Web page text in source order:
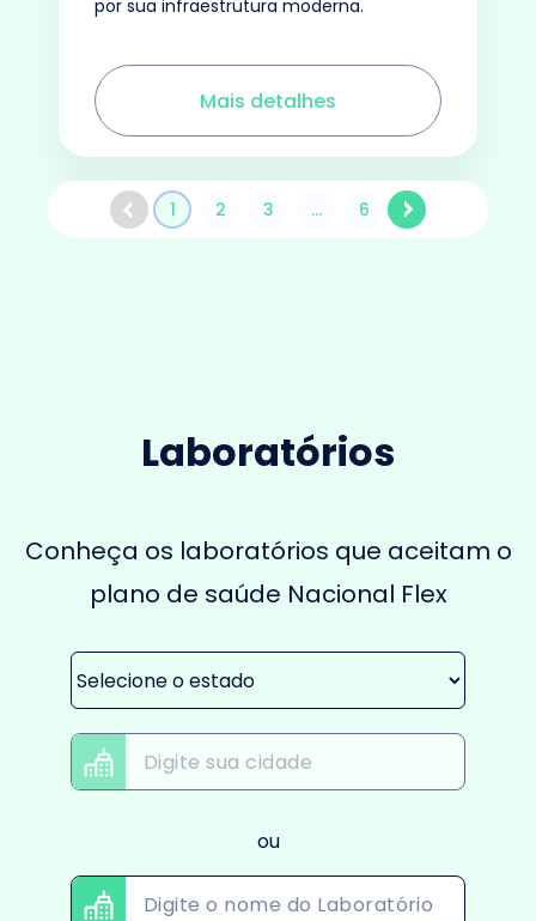
por sua infraestrutura moderna.
Mais detalhes
1 2 3 ... 6
Laboratórios
Conheça os laboratórios que aceitam o
plano de saúde Nacional Flex
ou